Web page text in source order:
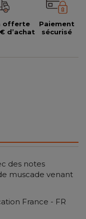
offerte
d’achat
Paiement
sécurisé
des notes
muscade venant
France - FR